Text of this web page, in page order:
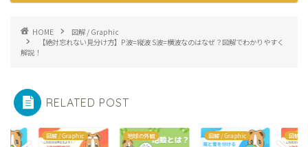
HOME
図解 / Graphic
【絶対忘れない見分け方】P波=縦波 S波=横波なのはなぜ？図解でわかりやすく
解説！
RELATED POST
図解 / Graphic 地球の外観 図解 / Graphic 図解 /